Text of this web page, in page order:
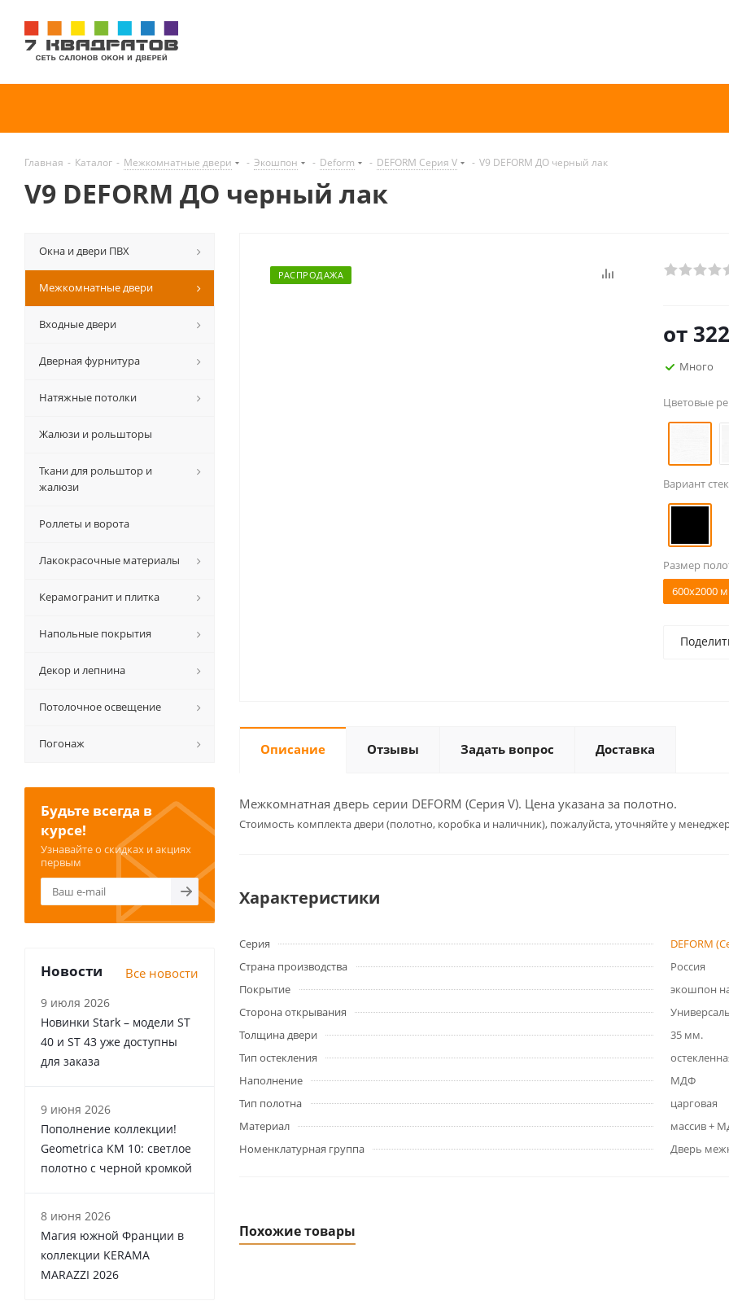
Главная - Каталог - Межкомнатные двери - Экошпон - Deform - DEFORM Серия V - V9 DEFORM ДО черный лак
V9 DEFORM ДО черный лак
РАСПРОДАЖА
от
Много
Цветовые
Вариант
Размер
600x2000
Описание Отзывы Задать вопрос Доставка
Межкомнатная дверь серии DEFORM (Серия V). Цена указана за полотно.
Cтоимость комплекта двери (полотно, коробка и наличник), пожалуйста, уточняйте у
Характеристики
Серия
DEFORM
Страна производства
Россия
Покрытие
экошпон
Сторона открывания
Толщина двери
35 мм.
Тип остекления
Наполнение
МДФ
Тип полотна
царговая
Материал
массив +
Номенклатурная группа
Дверь
Похожие товары
Окна и двери ПВХ
Межкомнатные двери
Входные двери
Дверная фурнитура
Натяжные потолки
Жалюзи и рольшторы
Ткани для рольштор и
жалюзи
Роллеты и ворота
Лакокрасочные материалы
Керамогранит и плитка
Напольные покрытия
Декор и лепнина
Потолочное освещение
Погонаж
Будьте всегда в
курсе!
Узнавайте о скидках и акциях
первым
Новости Все новости
9 июля 2026
Новинки Stark – модели ST
40 и ST 43 уже доступны
для заказа
9 июня 2026
Пополнение коллекции!
Geometrica KM 10: светлое
полотно с черной кромкой
8 июня 2026
Магия южной Франции в
коллекции KERAMA
MARAZZI 2026